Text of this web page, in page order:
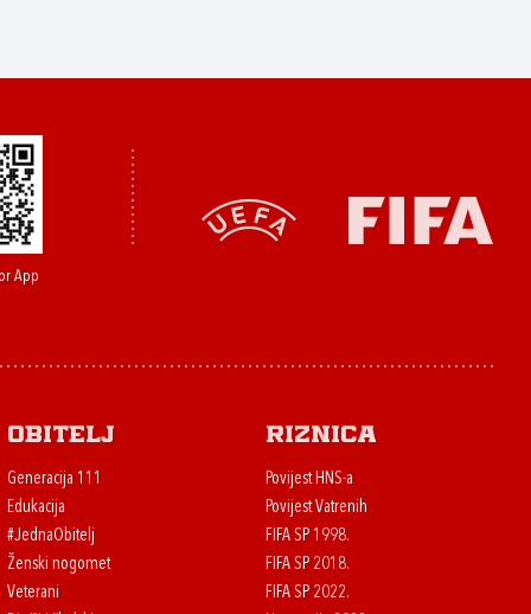
App
Obitelj
Generacija 111
Edukacija
#JednaObitelj
Ženski nogomet
Veterani
Riznica
Povijest HNS-a
Povijest Vatrenih
FIFA SP 1998.
FIFA SP 2018.
FIFA SP 2022.